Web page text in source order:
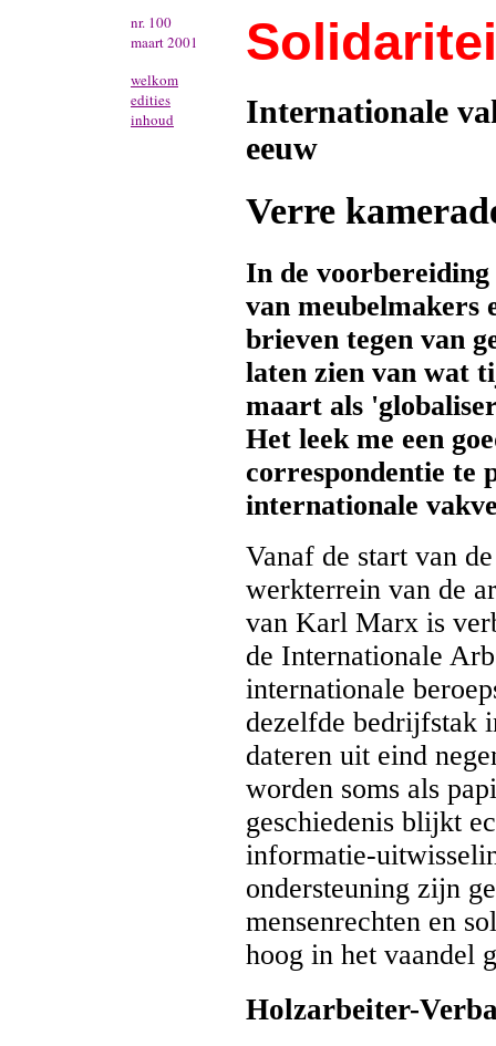
nr. 100
maart 2001
welkom
edities
inhoud
Internationale
eeuw
Verre
In de voorbereiding
van meubelmakers
brieven tegen van
laten zien van wat
maart als
Het leek me een
correspondentie te
internationale
Vanaf de start van
werkterrein van de
van Karl Marx is
de Internationale
internationale
dezelfde bedrijfstak
dateren uit eind
worden soms als
geschiedenis blijkt
informatie-
ondersteuning zijn
mensenrechten en
hoog in het vaandel
Holzarbeiter-